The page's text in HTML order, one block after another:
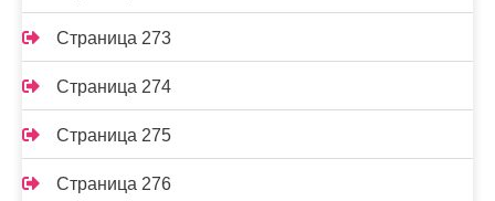
Страница 273
Страница 274
Страница 275
Страница 276